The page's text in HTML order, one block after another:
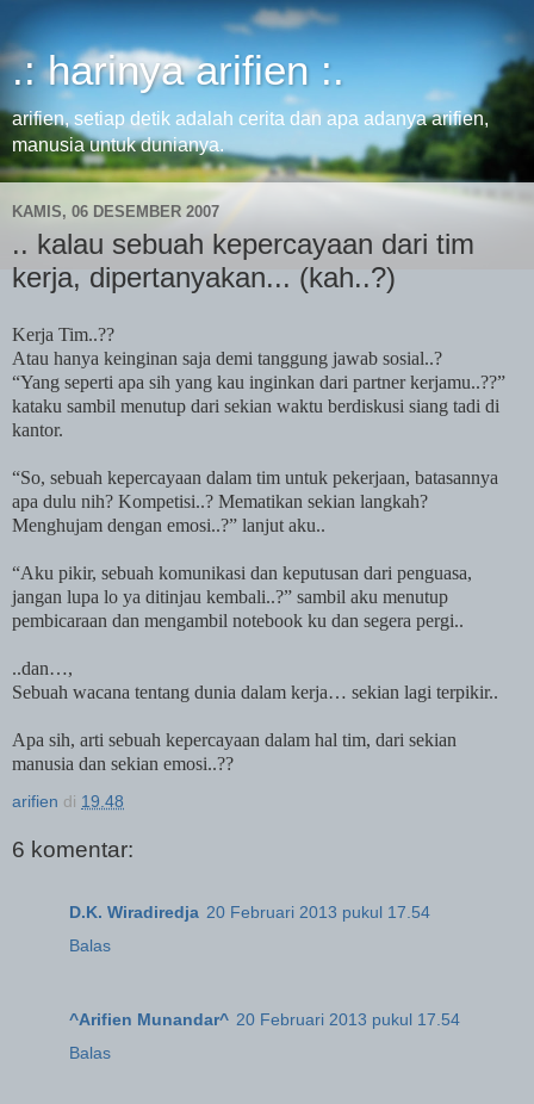
.: harinya arifien :.
arifien, setiap detik adalah cerita dan apa adanya arifien,
manusia untuk dunianya.
KAMIS, 06 DESEMBER 2007
.. kalau sebuah kepercayaan dari tim
kerja, dipertanyakan... (kah..?)
Kerja Tim..??
Atau hanya keinginan saja demi tanggung jawab sosial..?
“Yang seperti apa sih yang kau inginkan dari partner kerjamu..??”
kataku sambil menutup dari sekian waktu berdiskusi siang tadi di
kantor.
“So, sebuah kepercayaan dalam tim untuk pekerjaan, batasannya
apa dulu nih? Kompetisi..? Mematikan sekian langkah?
Menghujam dengan emosi..?” lanjut aku..
“Aku pikir, sebuah komunikasi dan keputusan dari penguasa,
jangan lupa lo ya ditinjau kembali..?” sambil aku menutup
pembicaraan dan mengambil notebook ku dan segera pergi..
..dan…,
Sebuah wacana tentang dunia dalam kerja… sekian lagi terpikir..
Apa sih, arti sebuah kepercayaan dalam hal tim, dari sekian
manusia dan sekian emosi..??
arifien di 19.48
6 komentar:
D.K. Wiradiredja 20 Februari 2013 pukul 17.54
Balas
^Arifien Munandar^ 20 Februari 2013 pukul 17.54
Balas